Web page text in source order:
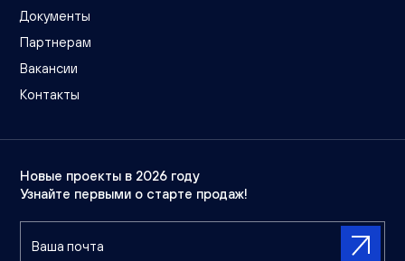
Документы
Партнерам
Вакансии
Контакты
Новые проекты в 2026 году
Узнайте первыми о старте продаж!